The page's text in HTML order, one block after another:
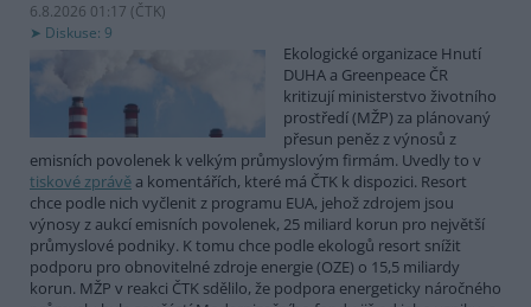
6.8.2026 01:17 (ČTK)
Diskuse: 9
Ekologické organizace Hnutí
DUHA a Greenpeace ČR
kritizují ministerstvo životního
prostředí (MŽP) za plánovaný
přesun peněz z výnosů z
emisních povolenek k velkým průmyslovým firmám. Uvedly to v
tiskové zprávě a komentářích, které má ČTK k dispozici. Resort
chce podle nich vyčlenit z programu EUA, jehož zdrojem jsou
výnosy z aukcí emisních povolenek, 25 miliard korun pro největší
průmyslové podniky. K tomu chce podle ekologů resort snížit
podporu pro obnovitelné zdroje energie (OZE) o 15,5 miliardy
korun. MŽP v reakci ČTK sdělilo, že podpora energeticky náročného